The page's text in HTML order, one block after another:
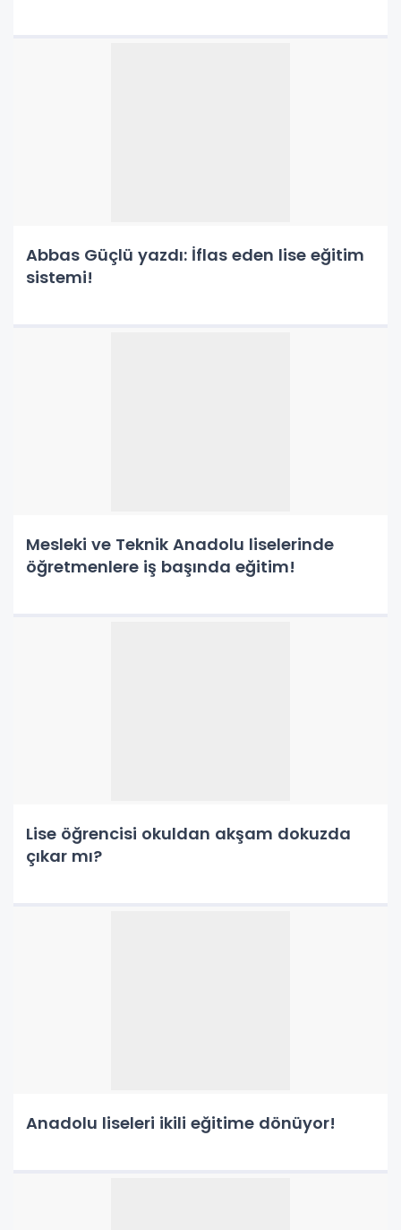
Abbas Güçlü yazdı: İflas eden lise eğitim
sistemi!
Mesleki ve Teknik Anadolu liselerinde
öğretmenlere iş başında eğitim!
Lise öğrencisi okuldan akşam dokuzda
çıkar mı?
Anadolu liseleri ikili eğitime dönüyor!